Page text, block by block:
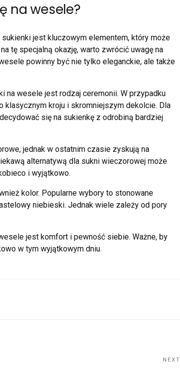
na wesele?
jest kluczowym elementem, który może
tę specjalną okazję, warto zwrócić uwagę na
powinny być nie tylko eleganckie, ale także
wesele jest rodzaj ceremonii. W przypadku
klasycznym kroju i skromniejszym dekolcie. Dla
się na sukienkę z odrobiną bardziej
jednak w ostatnim czasie zyskują na
alternatywą dla sukni wieczorowej może
i wyjątkowo.
kolor. Popularne wybory to stonowane
niebieski. Jednak wiele zależy od pory
jest komfort i pewność siebie. Ważne, by
w tym wyjątkowym dniu.
NEXT